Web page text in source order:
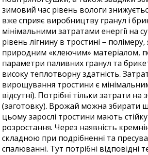
зимовий час рівень вологи
вже сприяє виробництву гранул і
мінімальними затратами енергії на
рівень лігнину в тростині – полімеру,
природним «клеючим» матеріалом,
параметри паливних гранул та
високу теплотворну здатність.
вирощування тростини є
відсутні). Потрібні тільки затрати на
(заготовку). Врожай можна збирати
цьому зарослі тростини мають
розростання. Через наявність
складною при подрібненні та
спалюванні. Тут потрібні відповідні